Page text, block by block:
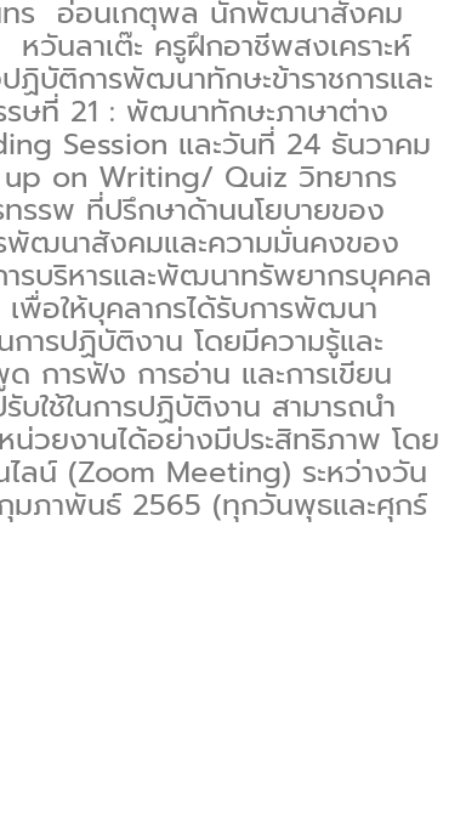
ทร อ่อนเกตุพล นักพัฒนาสังคม
นลาเต๊ะ ครูฝึกอาชีพสงเคราะห์
ฏิบัติการพัฒนาทักษะข้าราชการและ
ษที่ 21 : พัฒนาทักษะภาษาต่าง
Session และวันที่ 24 ธันวาคม
up on Writing/ Quiz วิทยากร
รรพ ที่ปรึกษาด้านนโยบายของ
พัฒนาสังคมและความมั่นคงของ
รบริหารและพัฒนาทรัพยากรบุคคล
เพื่อให้บุคลากรได้รับการพัฒนา
การปฏิบัติงาน โดยมีความรู้และ
การฟัง การอ่าน และการเขียน
บใช้ในการปฏิบัติงาน สามารถนำ
น่วยงานได้อย่างมีประสิทธิภาพ โดย
ไลน์ (Zoom Meeting) ระหว่างวัน
มภาพันธ์ 2565 (ทุกวันพุธและศุกร์